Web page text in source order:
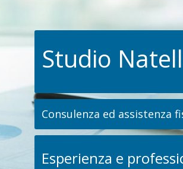
Studio
Consulenza ed assistenza
Esperienza e